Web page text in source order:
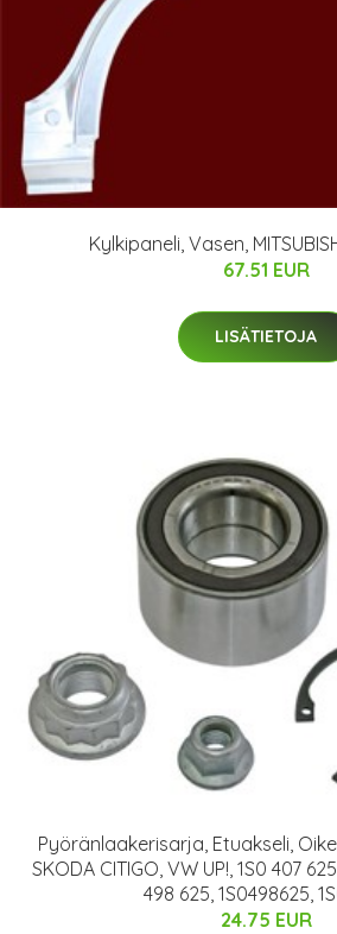
Kylkipaneli, Vasen,
67.51 EUR
LISÄTIETOJA
Pyöränlaakerisarja, Etuakseli,
SKODA CITIGO, VW UP!, 1S0 407
498 625, 1S0498625,
24.75 EUR